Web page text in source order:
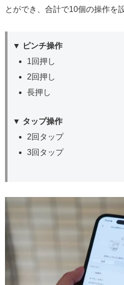
とができ、合計で10個の操作を
▼ ピンチ操作
1回押し
2回押し
長押し
▼ タップ操作
2回タップ
3回タップ